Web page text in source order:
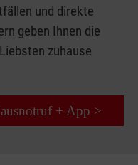
und direkte
geben Ihnen die
zuhause
+ App >